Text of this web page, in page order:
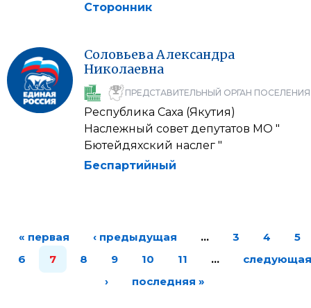
Сторонник
СоловьеваАлександра
Николаевна
ПРЕДСТАВИТЕЛЬНЫЙ ОРГАН ПОСЕЛЕНИЯ
Республика Саха (Якутия)
Наслежный совет депутатов МО "
Бютейдяхский наслег "
Беспартийный
« первая ‹ предыдущая … 3 4
5
6
7 8 9 10 11 …
следующая
›
последняя »